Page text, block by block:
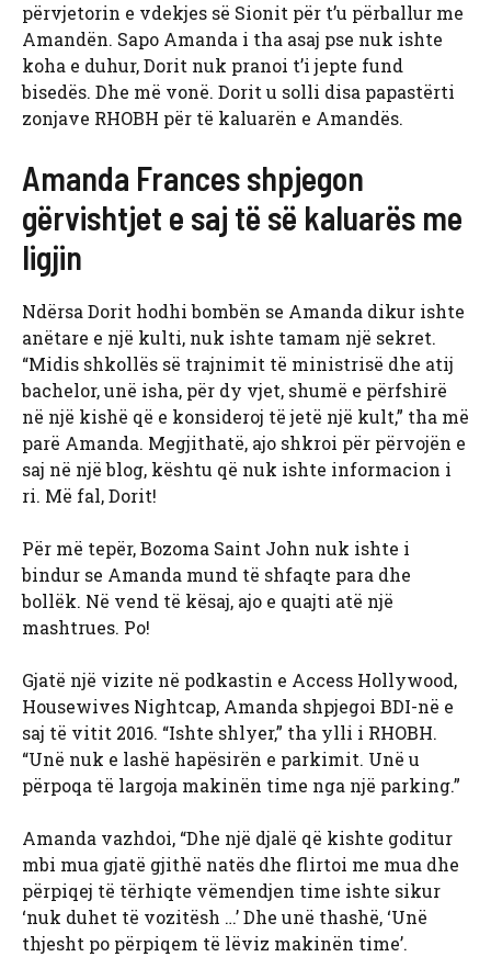
përvjetorin e vdekjes së Sionit për t’u përballur me
Amandën. Sapo Amanda i tha asaj pse nuk ishte
koha e duhur, Dorit nuk pranoi t’i jepte fund
bisedës. Dhe më vonë. Dorit u solli disa papastërti
zonjave RHOBH për të kaluarën e Amandës.
Amanda Frances shpjegon
gërvishtjet e saj të së kaluarës me
ligjin
Ndërsa Dorit hodhi bombën se Amanda dikur ishte
anëtare e një kulti, nuk ishte tamam një sekret.
“Midis shkollës së trajnimit të ministrisë dhe atij
bachelor, unë isha, për dy vjet, shumë e përfshirë
në një kishë që e konsideroj të jetë një kult,” tha më
parë Amanda. Megjithatë, ajo shkroi për përvojën e
saj në një blog, kështu që nuk ishte informacion i
ri. Më fal, Dorit!
Për më tepër, Bozoma Saint John nuk ishte i
bindur se Amanda mund të shfaqte para dhe
bollëk. Në vend të kësaj, ajo e quajti atë një
mashtrues. Po!
Gjatë një vizite në podkastin e Access Hollywood,
Housewives Nightcap, Amanda shpjegoi BDI-në e
saj të vitit 2016. “Ishte shlyer,” tha ylli i RHOBH.
“Unë nuk e lashë hapësirën e parkimit. Unë u
përpoqa të largoja makinën time nga një parking.”
Amanda vazhdoi, “Dhe një djalë që kishte goditur
mbi mua gjatë gjithë natës dhe flirtoi me mua dhe
përpiqej të tërhiqte vëmendjen time ishte sikur
‘nuk duhet të vozitësh …’ Dhe unë thashë, ‘Unë
thjesht po përpiqem të lëviz makinën time’.